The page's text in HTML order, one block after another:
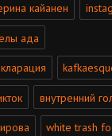
кайанен
ада
внутренний
white trash